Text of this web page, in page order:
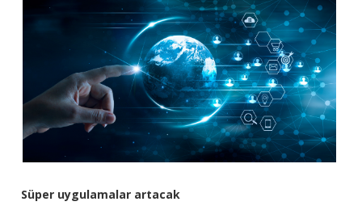
Süper uygulamalar artacak